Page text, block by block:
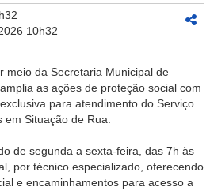
10h32
meio da Secretaria Municipal de
as ações de proteção social com
para atendimento do Serviço
Situação de Rua.
de segunda a sexta-feira, das 7h às
por técnico especializado, oferecendo
e encaminhamentos para acesso a